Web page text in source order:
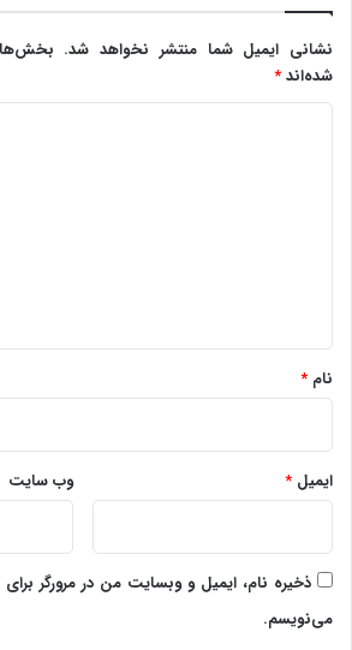
نشانی ایمیل شما منتشر نخواهد شد.
شده‌اند*
نام *
ایمیل * وب‌ سایت
ذخیره نام، ایمیل و وبسایت من در مرورگر
می‌نویسم.